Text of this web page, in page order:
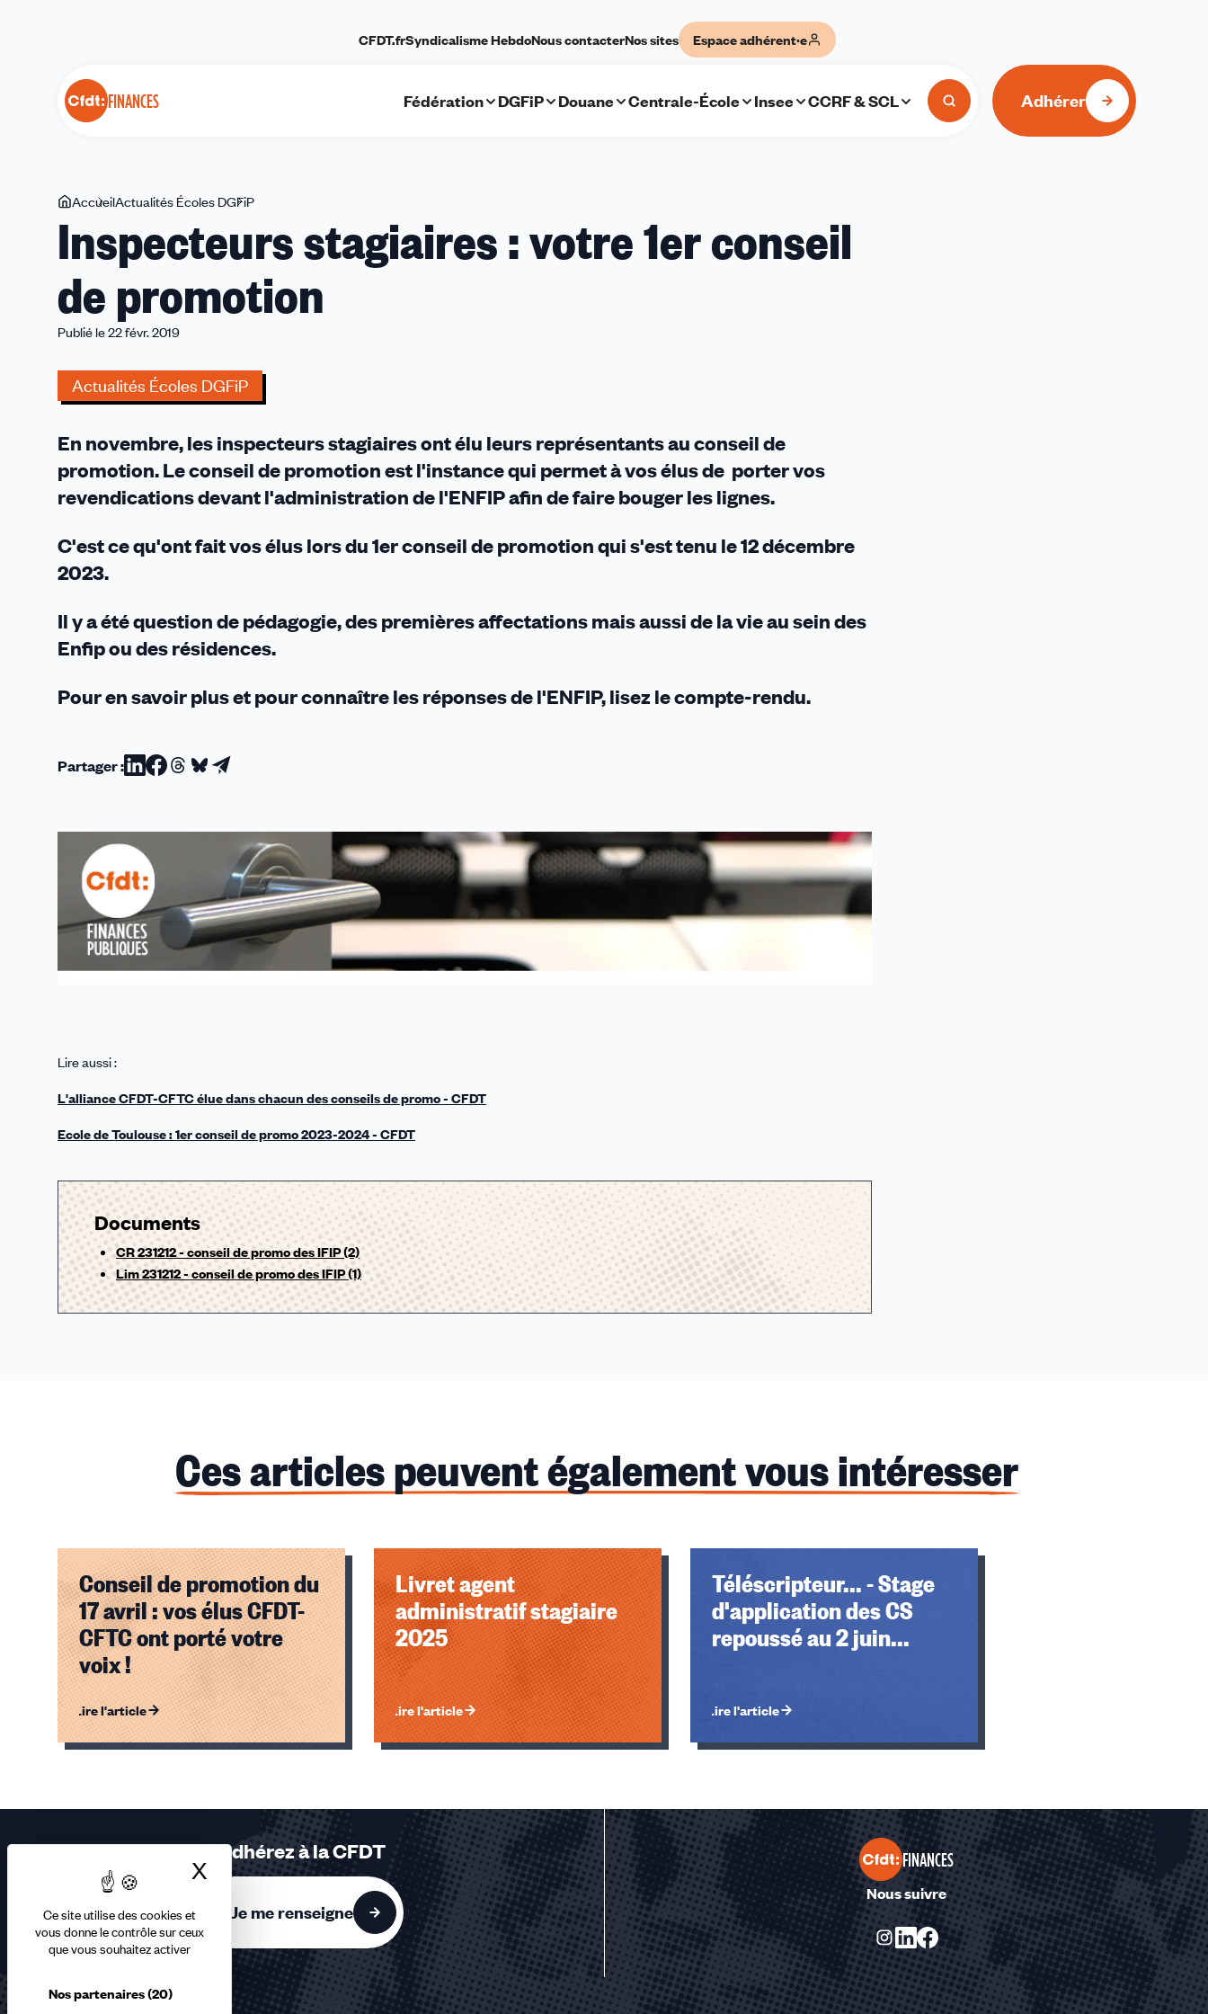
Ce site utilise des cookies et
vous donne le contrôle sur ceux
que vous souhaitez activer
Nos partenaires(20)
X Masquer le bandeau des cookies
FINANCES
CFDT.frSyndicalisme HebdoNous contacterNos sites Espace adhérent·e
Fédération DGFiP Douane Centrale-École Insee CCRF & SCL Adhérer
Vous
êtes
AccueilActualités Écoles DGFiP
stagiaires
:
votre
1er
Inspecteurs stagiaires : votre 1er conseil
de promotion
Publié le 22 févr. 2019
Actualités Écoles DGFiP
En novembre, les inspecteurs stagiaires ont élu leurs représentants au conseil de
promotion. Le conseil de promotion est l'instance qui permet à vos élus de porter vos
revendications devant l'administration de l'ENFIP afin de faire bouger les lignes.
C'est ce qu'ont fait vos élus lors du 1er conseil de promotion qui s'est tenu le 12 décembre
2023.
Il y a été question de pédagogie, des premières affectations mais aussi de la vie au sein des
Enfip ou des résidences.
Pour en savoir plus et pour connaître les réponses de l'ENFIP, lisez le compte-rendu.
Partager :Partager
Linkedin
Partager
Facebook
Partager
Threads
Partager
Bluesky
Partager
email
Lire aussi :
L'alliance CFDT-CFTC élue dans chacun des conseils de promo - CFDT
Ecole de Toulouse : 1er conseil de promo 2023-2024 - CFDT
Documents
CR 231212 - conseil de promo des IFIP (2)
Lim 231212 - conseil de promo des IFIP (1)
Ces articles peuvent également vous intéresser
Conseil de promotion du
17 avril : vos élus CFDT-
CFTC ont porté votre
voix !
Lire l'article
Livret agent
administratif stagiaire
2025
Lire l'article
Téléscripteur... - Stage
d'application des CS
repoussé au 2 juin...
Lire l'article
Éléments
sur
accessibles
Adhérez à la CFDT
Je me renseigne
FINANCES
Nous suivre